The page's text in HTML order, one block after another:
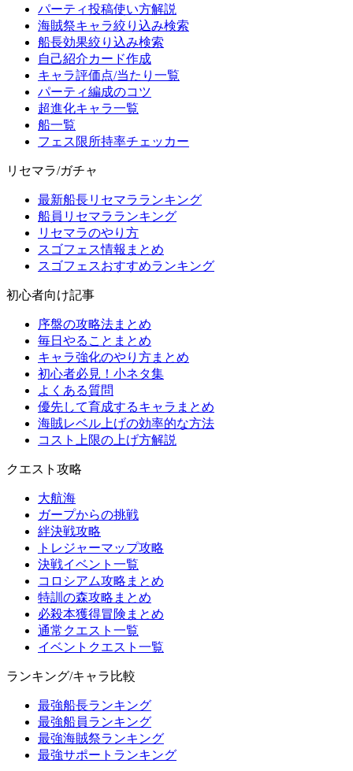
パーティ投稿使い方解説
海賊祭キャラ絞り込み検索
船長効果絞り込み検索
自己紹介カード作成
キャラ評価点/当たり一覧
パーティ編成のコツ
超進化キャラ一覧
船一覧
フェス限所持率チェッカー
リセマラ/ガチャ
最新船長リセマラランキング
船員リセマラランキング
リセマラのやり方
スゴフェス情報まとめ
スゴフェスおすすめランキング
初心者向け記事
序盤の攻略法まとめ
毎日やることまとめ
キャラ強化のやり方まとめ
初心者必見！小ネタ集
よくある質問
優先して育成するキャラまとめ
海賊レベル上げの効率的な方法
コスト上限の上げ方解説
クエスト攻略
大航海
ガープからの挑戦
絆決戦攻略
トレジャーマップ攻略
決戦イベント一覧
コロシアム攻略まとめ
特訓の森攻略まとめ
必殺本獲得冒険まとめ
通常クエスト一覧
イベントクエスト一覧
ランキング/キャラ比較
最強船長ランキング
最強船員ランキング
最強海賊祭ランキング
最強サポートランキング